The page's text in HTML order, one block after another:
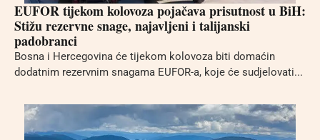
EUFOR tijekom kolovoza pojačava prisutnost u BiH:
Stižu rezervne snage, najavljeni i talijanski
padobranci
Bosna i Hercegovina će tijekom kolovoza biti domaćin
dodatnim rezervnim snagama EUFOR-a, koje će sudjelovati...